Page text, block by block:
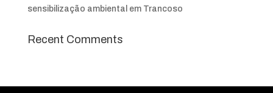
sensibilização ambiental em Trancoso
Recent Comments